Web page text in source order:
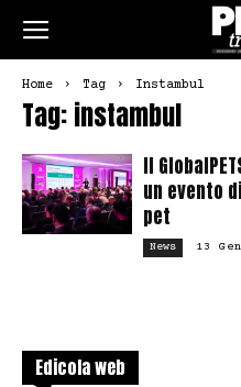
Home Tag Instambul
Tag: instambul
Il
un evento
pet
News 13
Edicola web